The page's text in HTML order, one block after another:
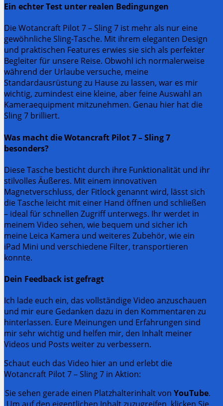
Ein echter Test unter realen Bedingungen
Die Wotancraft Pilot 7 – Sling 7 ist mehr als nur eine
gewöhnliche Sling-Tasche. Mit ihrem eleganten Design
und praktischen Features erwies sie sich als perfekter
Begleiter für unsere Reise. Obwohl ich normalerweise
während der Urlaube versuche, meine
Standardausrüstung zu Hause zu lassen, war es mir
wichtig, zumindest eine kleine, aber feine Auswahl an
Kameraequipment mitzunehmen. Genau hier hat die
Sling 7 brilliert.
Was macht die Wotancraft Pilot 7 – Sling 7
besonders?
Diese Tasche besticht durch ihre Funktionalität und ihr
stilvolles Äußeres. Mit einem innovativen
Magnetverschluss, der Fitlock genannt wird, lässt sich
die Tasche leicht mit einer Hand öffnen und schließen
– ideal für schnellen Zugriff unterwegs. Ihr werdet in
meinem Video sehen, wie bequem und sicher ich
meine Leica Kamera und weiteres Zubehör, wie ein
iPad Mini und verschiedene Filter, transportieren
konnte.
Dein Feedback ist gefragt
Ich lade euch ein, das vollständige Video anzuschauen
und mir eure Gedanken dazu in den Kommentaren zu
hinterlassen. Eure Meinungen und Erfahrungen sind
mir sehr wichtig und helfen mir, den Inhalt meiner
Videos und Posts weiter zu verbessern.
Schaut euch das Video hier an und erlebt die
Wotancraft Pilot 7 – Sling 7 in Aktion:
Sie sehen gerade einen Platzhalterinhalt von YouTube.